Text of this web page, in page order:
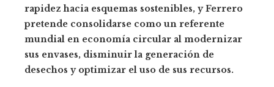
rapidez hacia esquemas sostenibles, y Ferrero
pretende consolidarse como un referente
mundial en economía circular al modernizar
sus envases, disminuir la generación de
desechos y optimizar el uso de sus recursos.